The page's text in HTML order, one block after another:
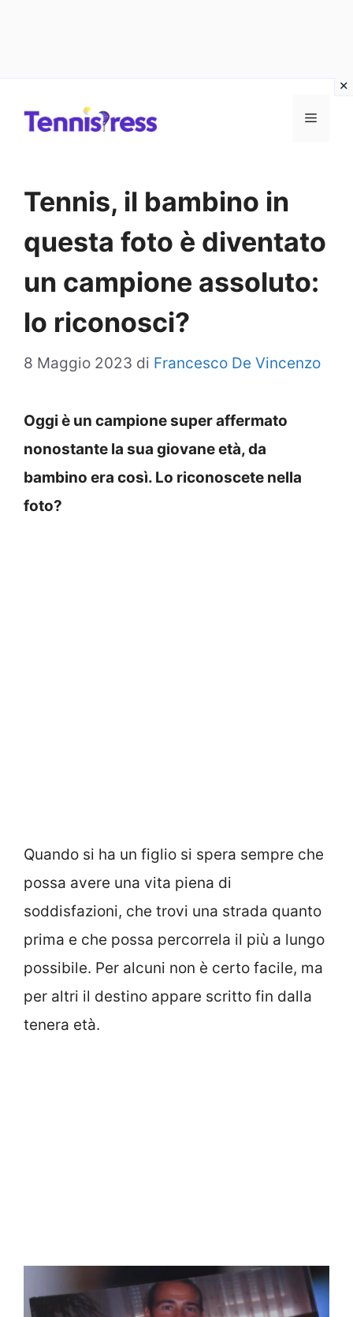
MENU
Tennis, il bambino in
questa foto è diventato
un campione assoluto:
lo riconosci?
8 Maggio 2023 di Francesco De Vincenzo
Oggi è un campione super affermato
nonostante la sua giovane età, da
bambino era così. Lo riconoscete nella
foto?
Quando si ha un figlio si spera sempre che
possa avere una vita piena di
soddisfazioni, che trovi una strada quanto
prima e che possa percorrela il più a lungo
possibile. Per alcuni non è certo facile, ma
per altri il destino appare scritto fin dalla
tenera età.